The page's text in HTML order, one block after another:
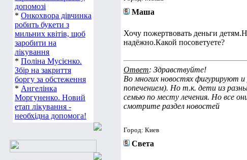
допомозі
* Онкохвора дівчинка
робить букети з
мильних квітів, щоб
заробити на
лікування
* Поліна Мусієнко.
Збір на закриття
боргу за обстеження
* Ангелінка
Моргуненко. Новий
етап лікування -
необхідна допомога!
Маша
Хочу пожертвовать деньги
надёжно.Какой посоветуете?
Ответ: Здравствуйте!
Во многих новостях фигурируют и
попечением). Но т.к. дети из
семью по месту лечения. Но все
смотрите раздел новостей
Город: Киев
Света